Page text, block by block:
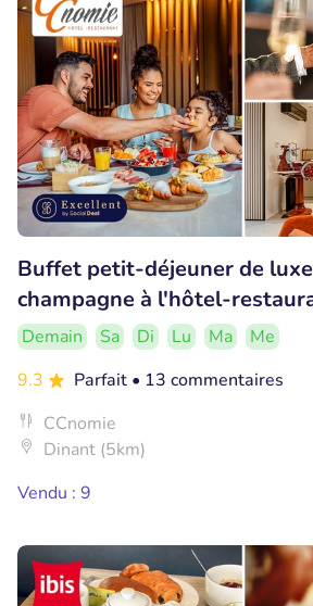
Buffet petit-déjeuner de
champagne à l'hôtel-
Demain Sa Di Lu Ma
Me
9.3
Parfait • 13 commentaires
CCnomie
Dinant (5km)
Vendu : 9